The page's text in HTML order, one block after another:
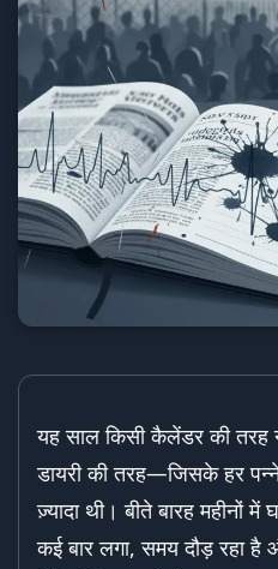
यह साल किसी कैलेंडर की तरह
डायरी की तरह—जिसके हर
ज़्यादा थी। बीते बारह महीनों
कई बार लगा, समय दौड़ रहा